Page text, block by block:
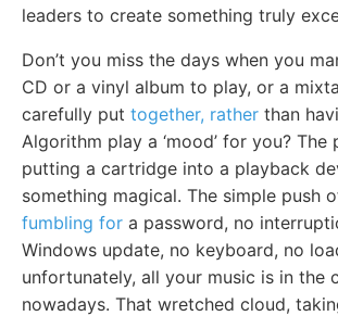
leaders to create something truly
Don’t you miss the days when you
CD or a vinyl album to play, or a
carefully put together, rather than
Algorithm play a ‘mood’ for you?
putting a cartridge into a playback
something magical. The simple push
fumbling for a password, no
Windows update, no keyboard, no
unfortunately, all your music is in the
nowadays. That wretched cloud,